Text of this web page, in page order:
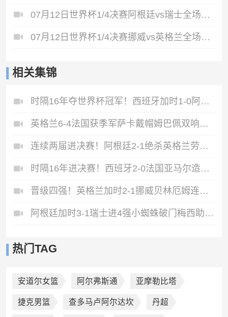
07月12日世界杯1/4决赛阿根廷vs瑞士全场录像
07月12日世界杯1/4决赛挪威vs英格兰全场录像
相关集锦
时隔16年夺世界杯冠军！西班牙加时1-0阿根廷费兰制胜恩佐染红
英格兰6-4法国获季军萨卡戴帽姆巴佩双响创纪录奥利塞2助+失良机
连续两届进决赛！阿根廷2-1绝杀英格兰劳塔罗恩佐破门梅西两助攻
时隔16年进决赛！西班牙2-0法国亚马尔造点奥亚萨瓦尔、波罗破门
晋级四强！英格兰加时2-1挪威贝林厄姆连场双响谢尔德鲁普破门
阿根廷加时3-1瑞士进4强小蜘蛛破门梅西助攻麦卡恩博洛假摔染红
热门TAG
安道尔女篮 阿尔弗斯通 亚摩勒比塔
捷克男篮 查多马卢阿尔达坎 丹超